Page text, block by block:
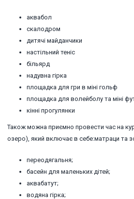
аквабол
скалодром
дитячі майданчики
настільний теніс
більярд
надувна гірка
площадка для гри в міні гольф
площадка для волейболу та міні
кінні прогулянки
Також можна приємно провести час на
озеро), який включає в себе:матраци та
переодягальня;
басейн для маленьких дітей;
аквабатут;
водяна гірка;